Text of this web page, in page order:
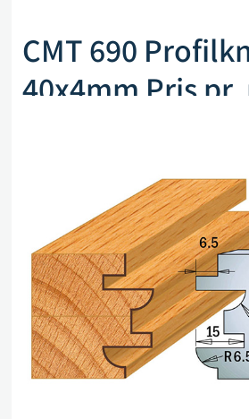
CMT 690
40x4mm Pris
Legg i
Sammenlign
Legg i
Beskrivelse
Spesifikasjoner